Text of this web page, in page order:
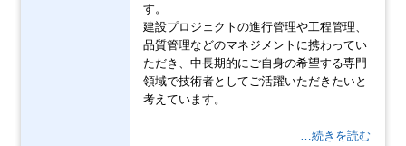
す。
建設プロジェクトの進行管理や工程管理、
品質管理などのマネジメントに携わってい
ただき、中長期的にご自身の希望する専門
領域で技術者としてご活躍いただきたいと
考えています。
…続きを読む